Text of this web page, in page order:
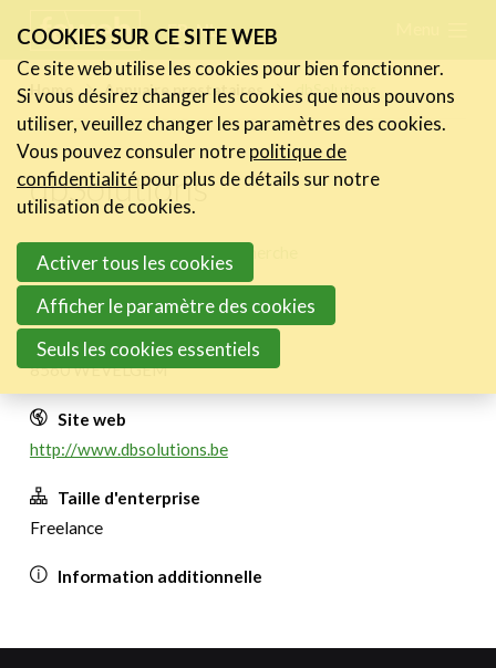
links
Jump
to
navigation
Jump
main
content
FR NL
Home Annuaire prestataires dbSolutions
dbSolutions
Retour aux résultats de recherche
Adresse
Kortrijkstraat 34
8560 WEVELGEM
Site web
http://www.dbsolutions.be
Taille d'enterprise
Freelance
Information additionnelle
Actualités
Activités
Cases Gallery
Le Toolbox
Annuaire prestataires
A propos
COOKIES SUR CE SITE WEB
Ce site web utilise les cookies pour bien fonctionner.
Si vous désirez changer les cookies que nous pouvons
utiliser, veuillez changer les paramètres des cookies.
Vous pouvez consuler notrepolitique de
confidentialitépour plus de détails sur notre
utilisation de cookies.
Activer tous les cookies
Afficher le paramètre des cookies
Seuls les cookies essentiels